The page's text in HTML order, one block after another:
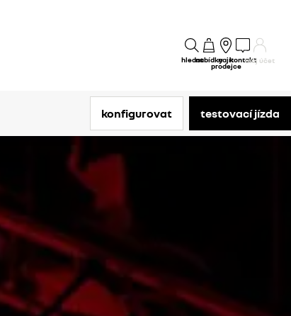
hledatnabídkynajít
prodejce
kontaktmůj účet
konfigurovat testovací jízda